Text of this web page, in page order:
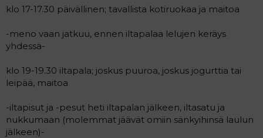
klo 17-17.30 päivällinen; tavallista kotiruokaa ja maitoa
-meno vaan jatkuu, ennen iltapalaa lelujen keräys
yhdessä-
klo 19-19.30 iltapala; joskus puuroa, joskus jogurttia tai
leipää, maitoa
-iltapisut ja -pesut heti iltapalan jälkeen, iltasatu ja
nukkumaan (molemmat jäävät omiin sänkyihinsä laulun
jälkeen)-